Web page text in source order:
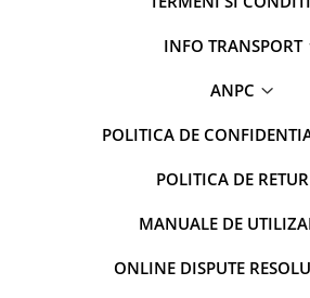
INFO TRANSPORT
ANPC
POLITICA DE
POLITICA DE RETUR
MANUALE DE
ONLINE DISPUTE